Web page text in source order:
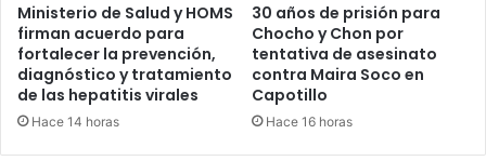
Ministerio de Salud y HOMS
firman acuerdo para
fortalecer la prevención,
diagnóstico y tratamiento
de las hepatitis virales
Hace 14 horas
30 años de prisión para
Chocho y Chon por
tentativa de asesinato
contra Maira Soco en
Capotillo
Hace 16 horas